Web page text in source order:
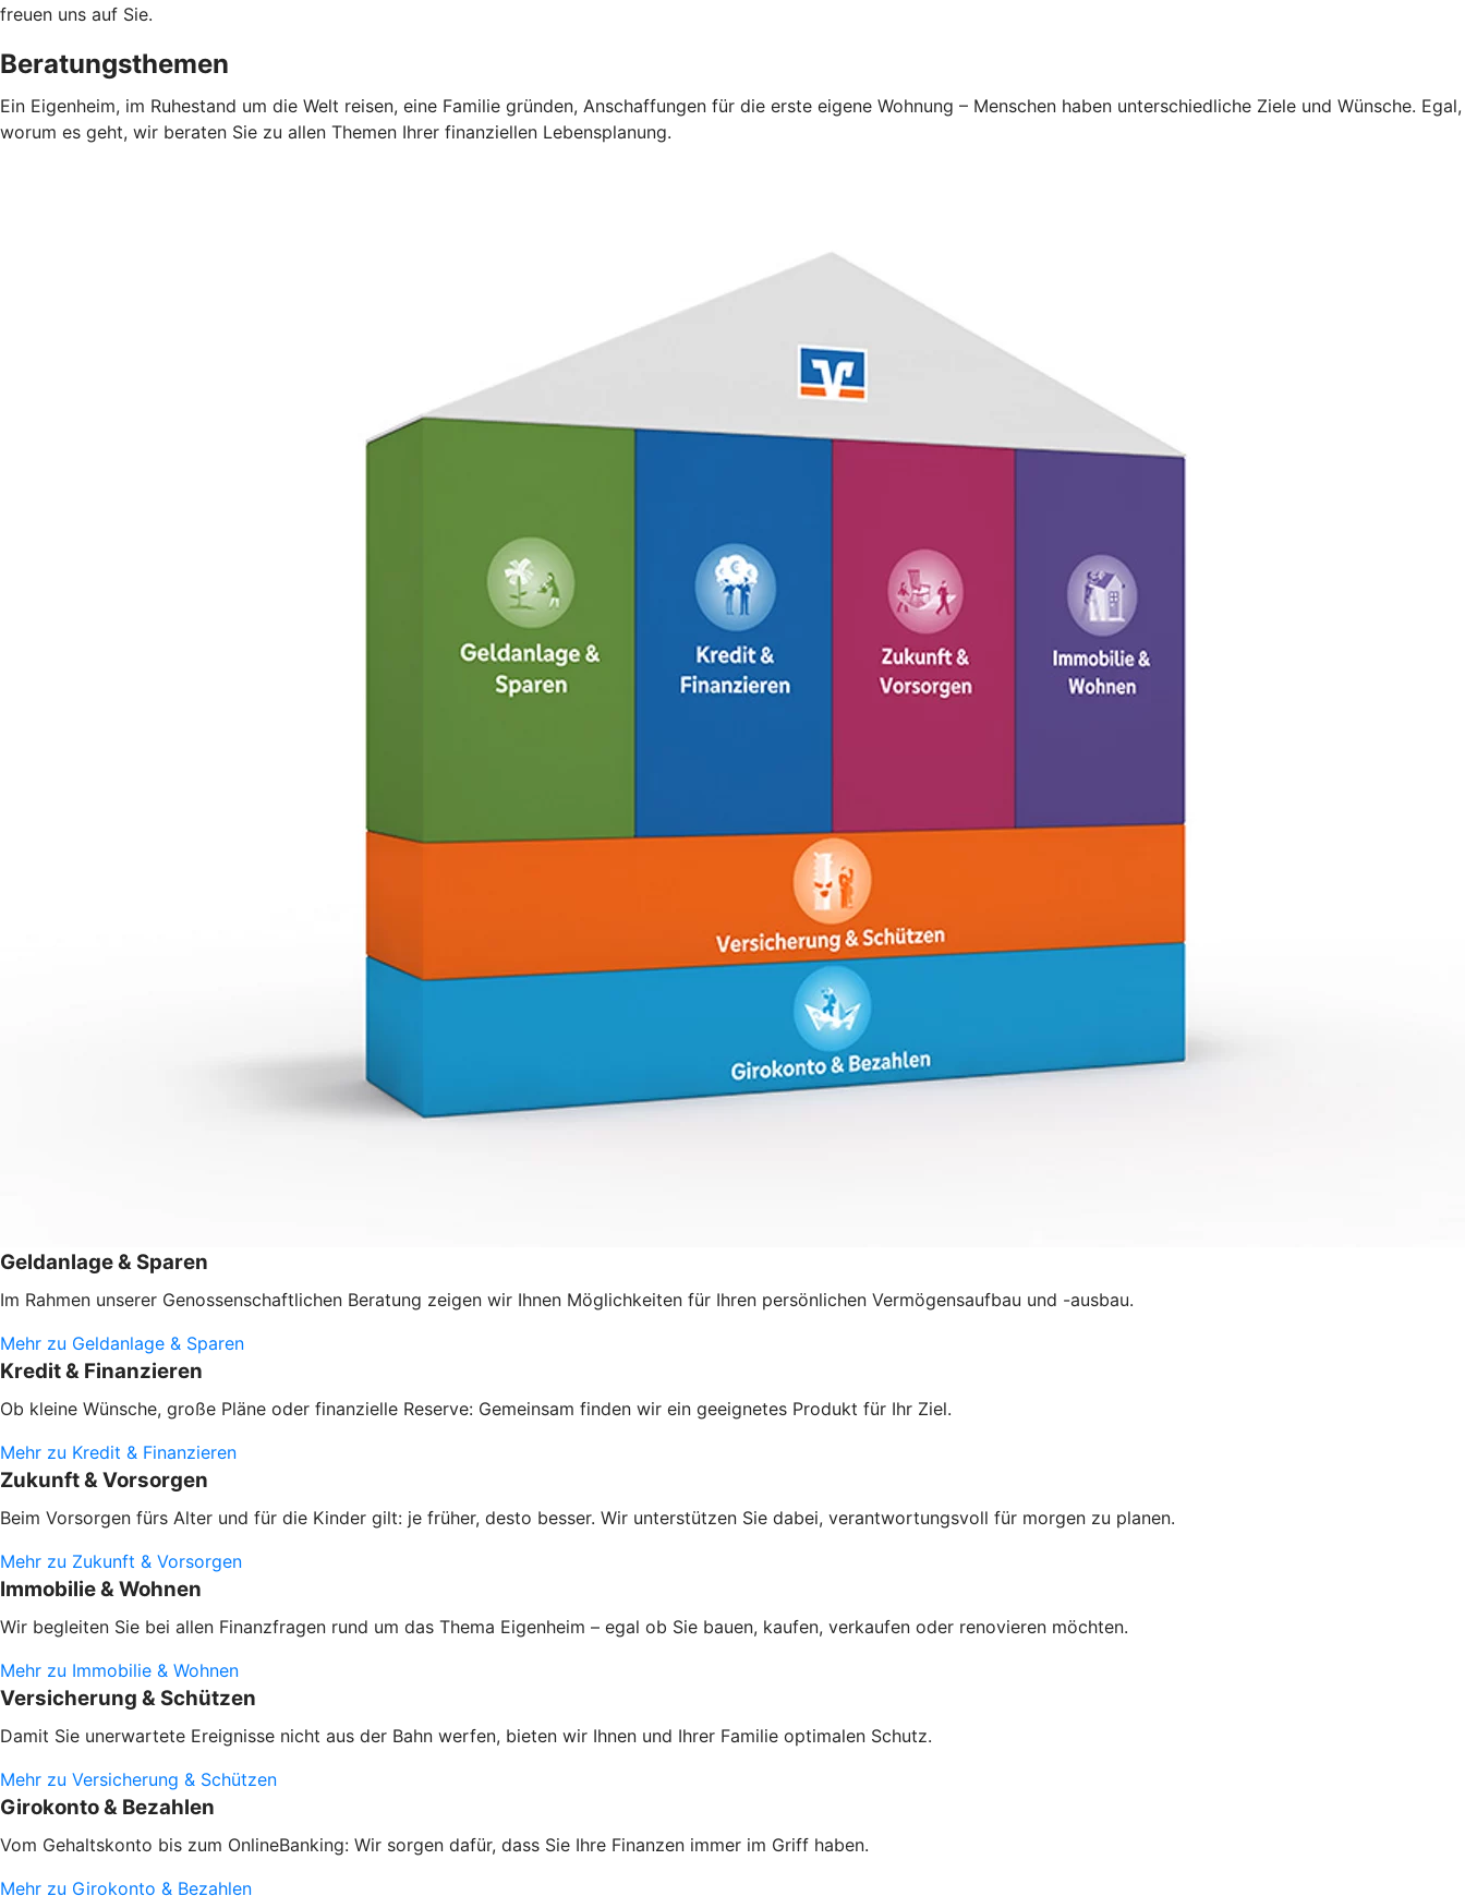
freuen uns auf Sie.
Beratungsthemen
Ein Eigenheim, im Ruhestand um die Welt reisen, eine Familie gründen, Anschaffungen für die erste eigene Wohnung – Menschen haben unterschiedliche Ziele und Wünsche. Egal,
worum es geht, wir beraten Sie zu allen Themen Ihrer finanziellen Lebensplanung.
Geldanlage & Sparen
Im Rahmen unserer Genossenschaftlichen Beratung zeigen wir Ihnen Möglichkeiten für Ihren persönlichen Vermögensaufbau und -ausbau.
Mehr zu Geldanlage & Sparen
Kredit & Finanzieren
Ob kleine Wünsche, große Pläne oder finanzielle Reserve: Gemeinsam finden wir ein geeignetes Produkt für Ihr Ziel.
Mehr zu Kredit & Finanzieren
Zukunft & Vorsorgen
Beim Vorsorgen fürs Alter und für die Kinder gilt: je früher, desto besser. Wir unterstützen Sie dabei, verantwortungsvoll für morgen zu planen.
Mehr zu Zukunft & Vorsorgen
Immobilie & Wohnen
Wir begleiten Sie bei allen Finanzfragen rund um das Thema Eigenheim – egal ob Sie bauen, kaufen, verkaufen oder renovieren möchten.
Mehr zu Immobilie & Wohnen
Versicherung & Schützen
Damit Sie unerwartete Ereignisse nicht aus der Bahn werfen, bieten wir Ihnen und Ihrer Familie optimalen Schutz.
Mehr zu Versicherung & Schützen
Girokonto & Bezahlen
Vom Gehaltskonto bis zum OnlineBanking: Wir sorgen dafür, dass Sie Ihre Finanzen immer im Griff haben.
Mehr zu Girokonto & Bezahlen